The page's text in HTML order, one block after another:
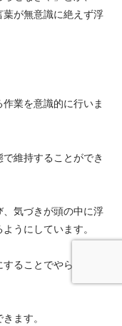
葉が無意識に絶えず浮
業を意識的に行いま
維持することができ
気づきが頭の中に浮
うにしています。
ることでやらなけれ
ます。